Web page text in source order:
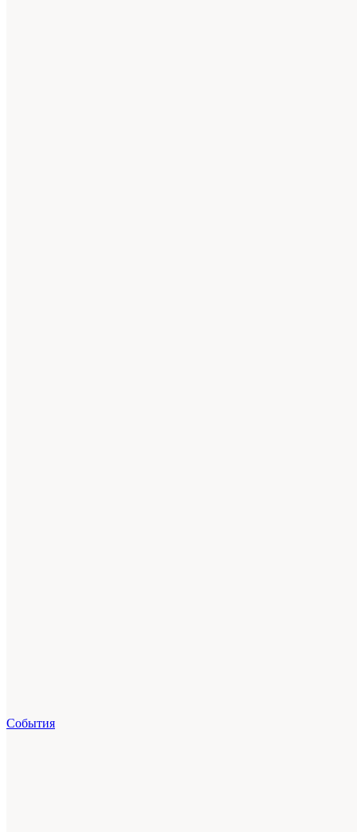
События